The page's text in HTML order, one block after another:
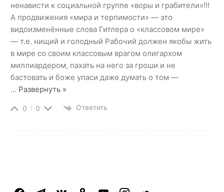
ненависти к социальной группе «воры и грабители»!!!
А продвижения «мира и терпимости» — это
видоизменённые слова Гитлера о «классовом мире»
— т.е. нищий и голодный Рабочий должен якобы жить
в мире со своим классовым врагом олигархом
миллиардером, пахать на него за гроши и не
бастовать и боже упаси даже думать о том —
… Развернуть »
0 0 Ответить